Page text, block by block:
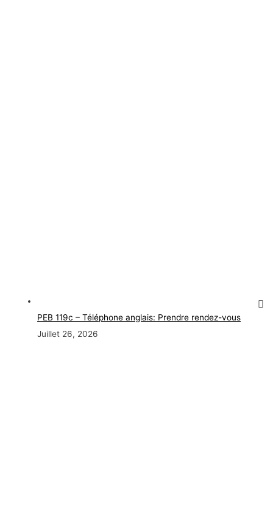
PEB 119c – Téléphone anglais: Prendre rendez-vous
Juillet 26, 2026